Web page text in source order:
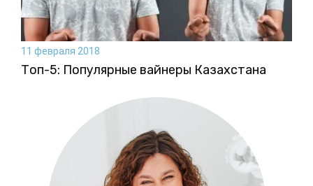
11 февраля 2018
Топ-5: Популярные вайнеры Казахстана